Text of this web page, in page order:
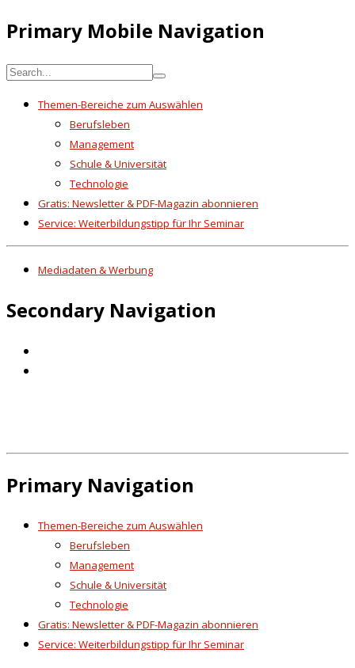
Primary Mobile Navigation
Themen-Bereiche zum Auswählen
Berufsleben
Management
Schule & Universität
Technologie
Gratis: Newsletter & PDF-Magazin abonnieren
Service: Weiterbildungstipp für Ihr Seminar
Mediadaten & Werbung
Secondary Navigation
Primary Navigation
Themen-Bereiche zum Auswählen
Berufsleben
Management
Schule & Universität
Technologie
Gratis: Newsletter & PDF-Magazin abonnieren
Service: Weiterbildungstipp für Ihr Seminar